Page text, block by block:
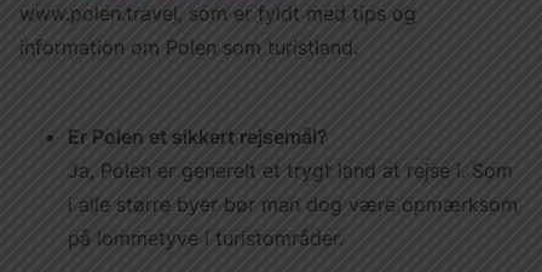
Suomi Svenska
www.polen.travel, som er fyldt med tips og
information om Polen som turistland.
Er Polen et sikkert rejsemål?
Ja, Polen er generelt et trygt land at rejse i. Som
i alle større byer bør man dog være opmærksom
på lommetyve i turistområder.